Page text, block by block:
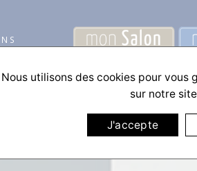
Nous utilisons des cookies pour vous
sur notre
J'accepte